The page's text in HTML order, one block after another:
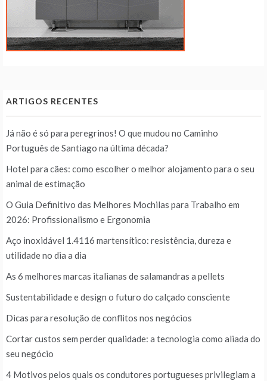
ARTIGOS RECENTES
Já não é só para peregrinos! O que mudou no Caminho
Português de Santiago na última década?
Hotel para cães: como escolher o melhor alojamento para o seu
animal de estimação
O Guia Definitivo das Melhores Mochilas para Trabalho em
2026: Profissionalismo e Ergonomia
Aço inoxidável 1.4116 martensítico: resistência, dureza e
utilidade no dia a dia
As 6 melhores marcas italianas de salamandras a pellets
Sustentabilidade e design o futuro do calçado consciente
Dicas para resolução de conflitos nos negócios
Cortar custos sem perder qualidade: a tecnologia como aliada do
seu negócio
4 Motivos pelos quais os condutores portugueses privilegiam a